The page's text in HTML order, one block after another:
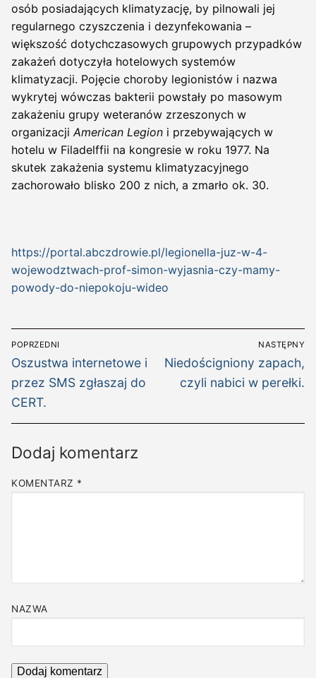
osób posiadających klimatyzację, by pilnowali jej
regularnego czyszczenia i dezynfekowania –
większość dotychczasowych grupowych przypadków
zakażeń dotyczyła hotelowych systemów
klimatyzacji. Pojęcie choroby legionistów i nazwa
wykrytej wówczas bakterii powstały po masowym
zakażeniu grupy weteranów zrzeszonych w
organizacji American Legion i przebywających w
hotelu w Filadelffii na kongresie w roku 1977. Na
skutek zakażenia systemu klimatyzacyjnego
zachorowało blisko 200 z nich, a zmarło ok. 30.
https://portal.abczdrowie.pl/legionella-juz-w-4-
wojewodztwach-prof-simon-wyjasnia-czy-mamy-
powody-do-niepokoju-wideo
Nawigacja
wpisu
POPRZEDNI
Poprzedni
wpis:
Oszustwa internetowe i
przez SMS zgłaszaj do
CERT.
NASTĘPNY
Następny
wpis:
Niedościgniony zapach,
czyli nabici w perełki.
Dodaj komentarz
KOMENTARZ *
NAZWA